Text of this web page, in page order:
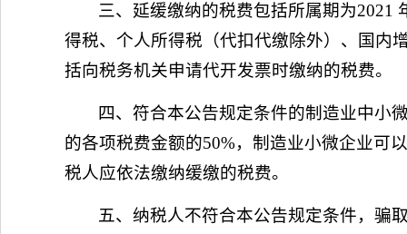
三、延缓缴纳的税费包括所属期为2021
得税、个人所得税（代扣代缴除外）、国内
括向税务机关申请代开发票时缴纳的税费。
四、符合本公告规定条件的制造业中小
的各项税费金额的50%，制造业小微企业可
税人应依法缴纳缓缴的税费。
五、纳税人不符合本公告规定条件，骗